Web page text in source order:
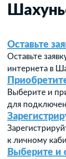
Оставьте
Оставьте
интернета в
Выберите и
для
к личному
Выберите и